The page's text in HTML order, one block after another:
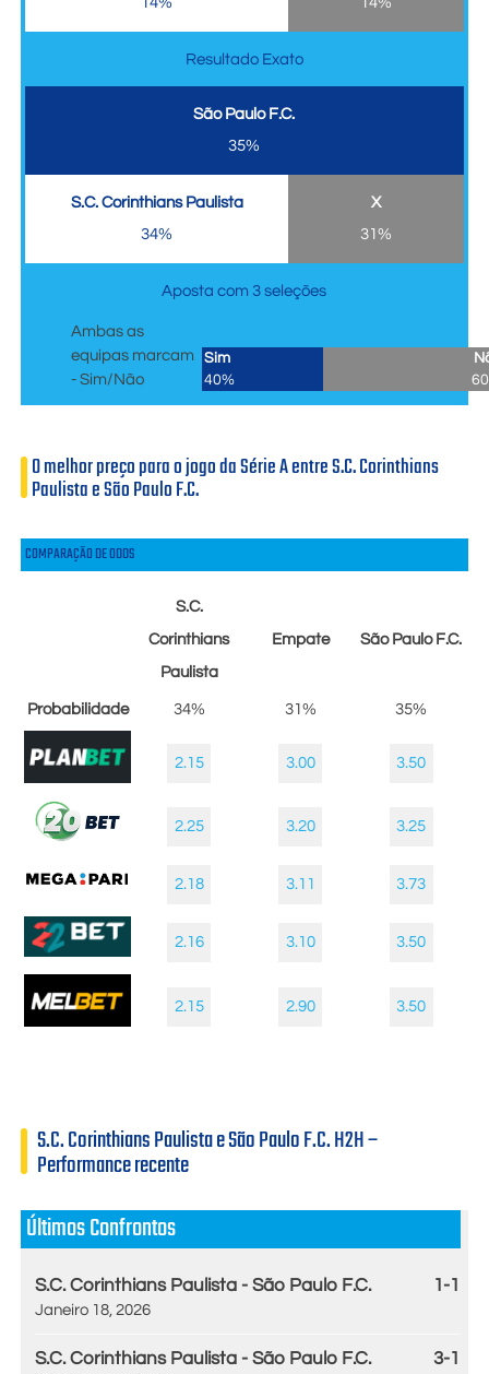
Resultado Exato
São Paulo F.C.
35%
S.C. Corinthians Paulista
34%
X
31%
Aposta com 3 seleções
Ambas as
equipas marcam
- Sim/Não
Sim
40%
O melhor preço para o jogo da Série A entre S.C. Corinthians
Paulista e São Paulo F.C.
COMPARAÇÃO DE ODDS
S.C.
Corinthians
Paulista
Empate São Paulo F.C.
Probabilidade 34% 31% 35%
2.15 3.00 3.50
2.25 3.20 3.25
2.18 3.11 3.73
2.16 3.10 3.50
2.15 2.90 3.50
S.C. Corinthians Paulista e São Paulo F.C. H2H –
Performance recente
Últimos Confrontos
S.C. Corinthians Paulista - São Paulo F.C. 1-1
Janeiro 18, 2026
S.C. Corinthians Paulista - São Paulo F.C. 3-1